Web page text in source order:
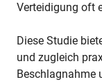
Verteidigung oft
Diese Studie
und zugleich
Beschlagnahme